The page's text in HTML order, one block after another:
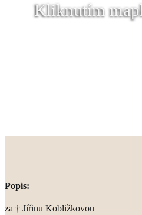
Kliknutím
Popis:
za † Jiřinu Kobližkovou